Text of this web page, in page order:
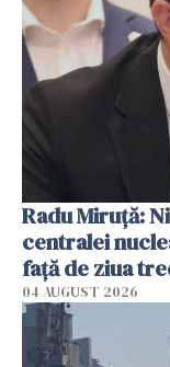
Radu Miruţă:
centralei
faţă de ziua
04 AUGUST 2026